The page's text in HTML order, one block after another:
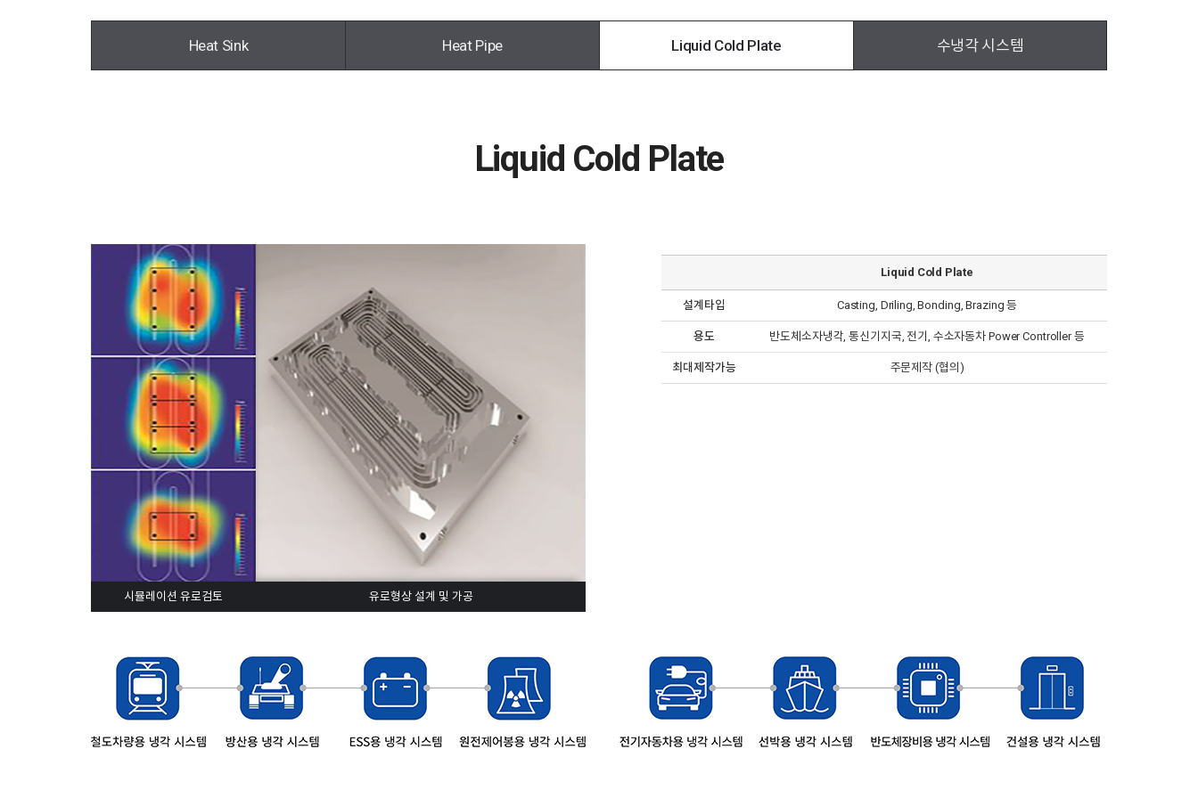
Heat Sink Heat Pipe Liquid Cold Plate 수냉각 시스템
Liquid Cold Plate
시뮬레이션 유로검토 유로형상 설계 및 가공
Liquid Cold Plate
설계타입 Casting, Driling, Bonding, Brazing 등
용도 반도체소자냉각, 통신기지국, 전기, 수소자동차 Power Controller 등
최대제작가능 주문제작 (협의)